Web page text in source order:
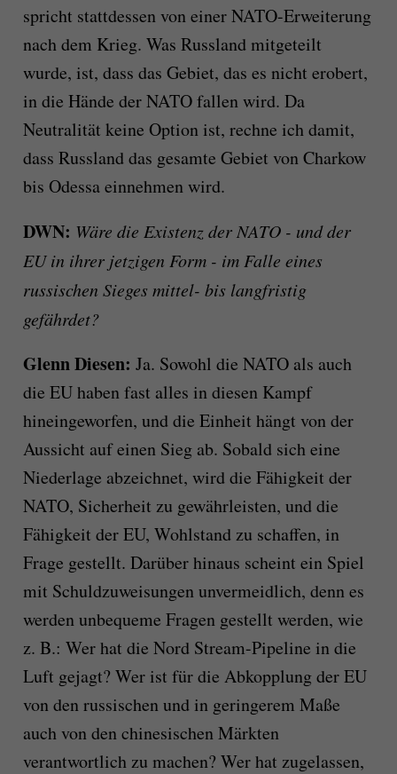
spricht stattdessen von einer NATO-Erweiterung
nach dem Krieg. Was Russland mitgeteilt
wurde, ist, dass das Gebiet, das es nicht erobert,
in die Hände der NATO fallen wird. Da
Neutralität keine Option ist, rechne ich damit,
dass Russland das gesamte Gebiet von Charkow
bis Odessa einnehmen wird.
DWN: Wäre die Existenz der NATO - und der
EU in ihrer jetzigen Form - im Falle eines
russischen Sieges mittel- bis langfristig
gefährdet?
Glenn Diesen: Ja. Sowohl die NATO als auch
die EU haben fast alles in diesen Kampf
hineingeworfen, und die Einheit hängt von der
Aussicht auf einen Sieg ab. Sobald sich eine
Niederlage abzeichnet, wird die Fähigkeit der
NATO, Sicherheit zu gewährleisten, und die
Fähigkeit der EU, Wohlstand zu schaffen, in
Frage gestellt. Darüber hinaus scheint ein Spiel
mit Schuldzuweisungen unvermeidlich, denn es
werden unbequeme Fragen gestellt werden, wie
z. B.: Wer hat die Nord Stream-Pipeline in die
Luft gejagt? Wer ist für die Abkopplung der EU
von den russischen und in geringerem Maße
auch von den chinesischen Märkten
verantwortlich zu machen? Wer hat zugelassen,